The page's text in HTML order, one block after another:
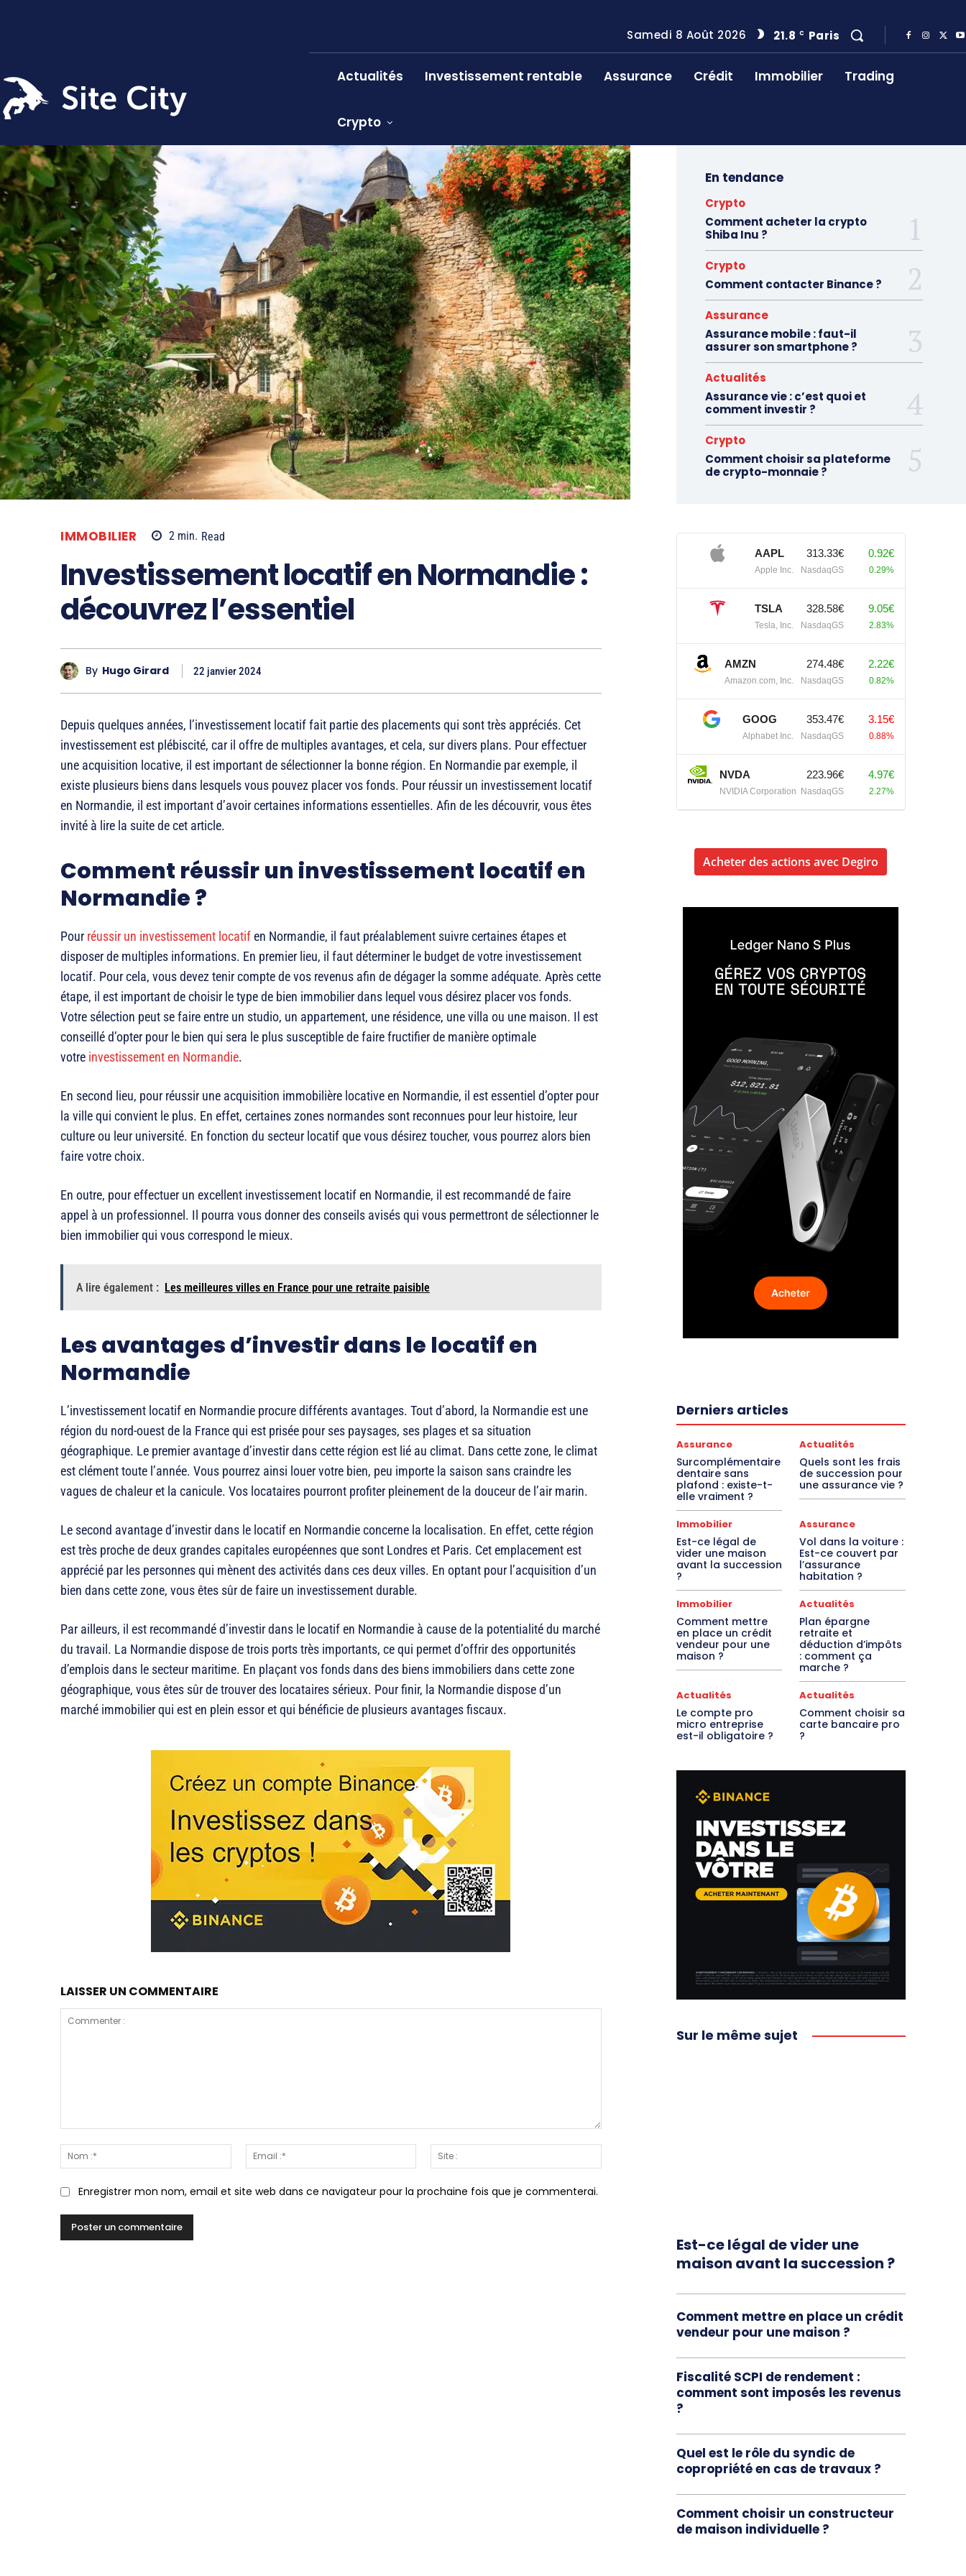
Samedi 8 Août 2026 21.8 C Paris
Actualités Investissement rentable Assurance Crédit Immobilier Trading
Crypto
IMMOBILIER 2 min. Read
Investissement locatif en Normandie :
découvrez l’essentiel
By Hugo Girard 22 janvier 2024
Depuis quelques années, l’investissement locatif fait partie des placements qui sont très appréciés. Cet
investissement est plébiscité, car il offre de multiples avantages, et cela, sur divers plans. Pour effectuer
une acquisition locative, il est important de sélectionner la bonne région. En Normandie par exemple, il
existe plusieurs biens dans lesquels vous pouvez placer vos fonds. Pour réussir un investissement locatif
en Normandie, il est important d’avoir certaines informations essentielles. Afin de les découvrir, vous êtes
invité à lire la suite de cet article.
Comment réussir un investissement locatif en
Normandie ?
Pour réussir un investissement locatifen Normandie, il faut préalablement suivre certaines étapes et
disposer de multiples informations. En premier lieu, il faut déterminer le budget de votre investissement
locatif. Pour cela, vous devez tenir compte de vos revenus afin de dégager la somme adéquate. Après cette
étape, il est important de choisir le type de bien immobilier dans lequel vous désirez placer vos fonds.
Votre sélection peut se faire entre un studio, un appartement, une résidence, une villa ou une maison. Il est
conseillé d’opter pour le bien qui sera le plus susceptible de faire fructifier de manière optimale
votre investissement en Normandie.
En second lieu, pour réussir une acquisition immobilière locative en Normandie, il est essentiel d’opter pour
la ville qui convient le plus. En effet, certaines zones normandes sont reconnues pour leur histoire, leur
culture ou leur université. En fonction du secteur locatif que vous désirez toucher, vous pourrez alors bien
faire votre choix.
En outre, pour effectuer un excellent investissement locatif en Normandie, il est recommandé de faire
appel à un professionnel. Il pourra vous donner des conseils avisés qui vous permettront de sélectionner le
bien immobilier qui vous correspond le mieux.
A lire également : Les meilleures villes en France pour une retraite paisible
Les avantages d’investir dans le locatif en
Normandie
L’investissement locatif en Normandie procure différents avantages. Tout d’abord, la Normandie est une
région du nord-ouest de la France qui est prisée pour ses paysages, ses plages et sa situation
géographique. Le premier avantage d’investir dans cette région est lié au climat. Dans cette zone, le climat
est clément toute l’année. Vous pourrez ainsi louer votre bien, peu importe la saison sans craindre les
vagues de chaleur et la canicule. Vos locataires pourront profiter pleinement de la douceur de l’air marin.
Le second avantage d’investir dans le locatif en Normandie concerne la localisation. En effet, cette région
est très proche de deux grandes capitales européennes que sont Londres et Paris. Cet emplacement est
apprécié par les personnes qui mènent des activités dans ces deux villes. En optant pour l’acquisition d’un
bien dans cette zone, vous êtes sûr de faire un investissement durable.
Par ailleurs, il est recommandé d’investir dans le locatif en Normandie à cause de la potentialité du marché
du travail. La Normandie dispose de trois ports très importants, ce qui permet d’offrir des opportunités
d’emplois dans le secteur maritime. En plaçant vos fonds dans des biens immobiliers dans cette zone
géographique, vous êtes sûr de trouver des locataires sérieux. Pour finir, la Normandie dispose d’un
marché immobilier qui est en plein essor et qui bénéficie de plusieurs avantages fiscaux.
LAISSER UN COMMENTAIRE
:*
Email
:*
:
Enregistrer mon nom, email et site web dans ce navigateur pour la prochaine fois que je commenterai.
En tendance
Crypto
Comment acheter la crypto
Shiba Inu ?
Crypto
Comment contacter Binance ?
Assurance
Assurance mobile : faut-il
assurer son smartphone ?
Actualités
Assurance vie : c’est quoi et
comment investir ?
Crypto
Comment choisir sa plateforme
de crypto-monnaie ?
AAPL
Apple Inc.
313.33€
NasdaqGS
0.92€
0.29%
TSLA
Tesla, Inc.
328.58€
NasdaqGS
9.05€
2.83%
AMZN
Amazon.com, Inc.
274.48€
NasdaqGS
2.22€
0.82%
GOOG
Alphabet Inc.
353.47€
NasdaqGS
3.15€
0.88%
NVDA
NVIDIA Corporation
223.96€
NasdaqGS
4.97€
2.27%
Acheter des actions avec Degiro
Derniers articles
Assurance
Surcomplémentaire
dentaire sans
plafond : existe-t-
elle vraiment ?
Actualités
Quels sont les frais
de succession pour
une assurance vie ?
Immobilier
Est-ce légal de
vider une maison
avant la succession
?
Assurance
Vol dans la voiture :
Est-ce couvert par
l’assurance
habitation ?
Immobilier
Comment mettre
en place un crédit
vendeur pour une
maison ?
Actualités
Plan épargne
retraite et
déduction d’impôts
: comment ça
marche ?
Actualités
Le compte pro
micro entreprise
est-il obligatoire ?
Actualités
Comment choisir sa
carte bancaire pro
?
Sur le même sujet
Est-ce légal de vider une
maison avant la succession ?
Comment mettre en place un crédit
vendeur pour une maison ?
Fiscalité SCPI de rendement​ :
comment sont imposés les revenus
?
Quel est le rôle du syndic de
copropriété en cas de travaux ?
Comment choisir un constructeur
de maison individuelle ?